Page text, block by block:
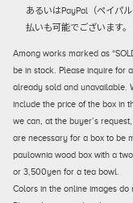
あるいはPayPal（ペイパ
払いも可能でございます。
Among works marked as
be in stock. Please inquire for
already sold and unavailable.
include the price of the box in
we can, at the buyer’s
are necessary for a box to be
paulownia wood box with a
or 3,500yen for a tea bowl.
Colors in the online images do